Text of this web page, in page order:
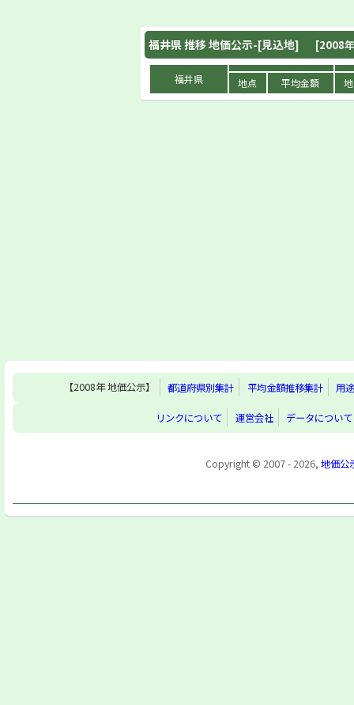
福井県推移 地価公示-[見込地] [2008
福井県 地点 平均金額
【2008年 地価公示】 都道府県別集計 平均金額推移集計 用
リンクについて 運営会社 データについて
Copyright © 2007 - 2026,地価公